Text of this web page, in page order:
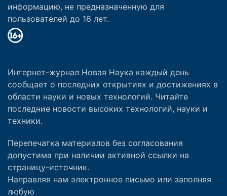
информацию, не предназначенную для
пользователей до 16 лет.
Интернет-журнал Новая Наука каждый день
сообщает о последних открытиях и достижениях в
области науки и новых технологий. Читайте
последние новости высоких технологий, науки и
техники.
Перепечатка материалов без согласования
допустима при наличии активной ссылки на
страницу-источник.
Направляя нам электронное письмо или заполняя
любую